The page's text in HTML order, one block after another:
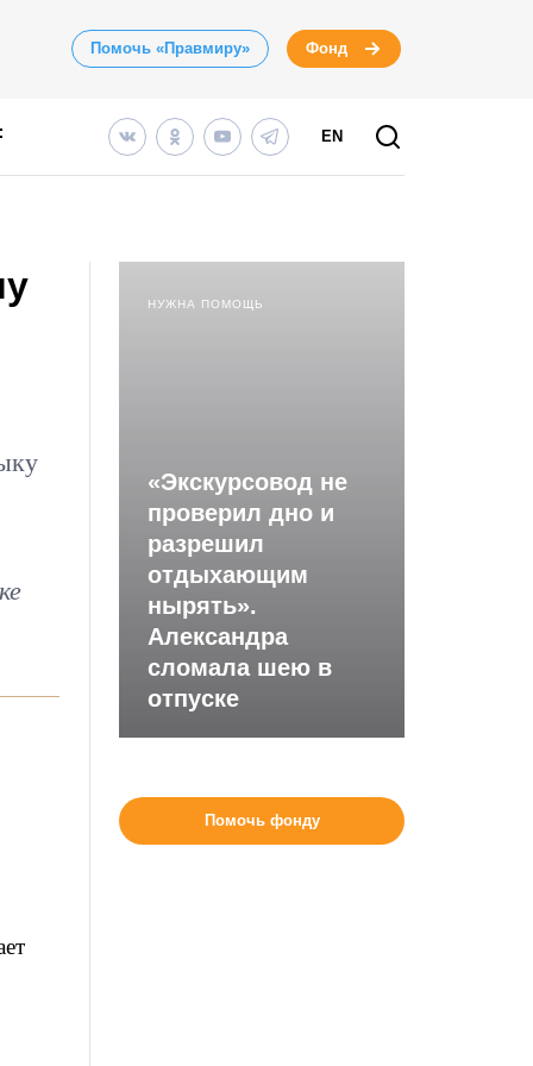
Помочь «Правмиру» Фонд
EN
НУЖНА ПОМОЩЬ
«Экскурсовод не
проверил дно и
разрешил
отдыхающим
нырять».
Александра
сломала шею в
отпуске
Помочь фонду